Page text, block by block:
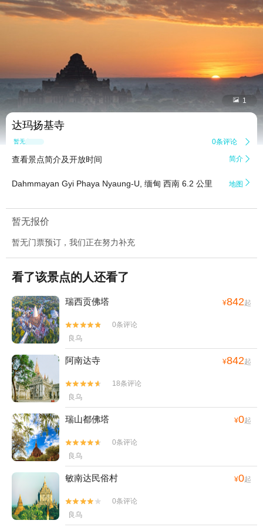
 1
达玛扬基寺
暂无点评 0条评论 
查看景点简介及开放时间 简介 
Dahmmayan Gyi Phaya Nyaung-U, 缅甸 西南 6.2 公里 地图 
暂无报价
暂无门票预订，我们正在努力补充
看了该景点的人还看了
瑞西贡佛塔 ¥842起


0条评论
良乌
阿南达寺 ¥842起


18条评论
良乌
瑞山都佛塔 ¥0起


0条评论
良乌
敏南达民俗村 ¥0起


0条评论
良乌
